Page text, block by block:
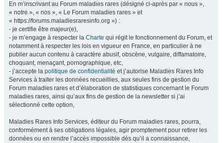
En m’inscrivant au Forum maladies rares (désigné ci-après par « nous »,
« notre », « nos », « Le Forum maladies rares » et
« https://forums.maladiesraresinfo.org ») :
- je certifie être majeur(e),
- je m’engage à respecter la Charte qui régit le fonctionnement du Forum, et
notamment à respecter les lois en vigueur en France, en particulier à ne
publier aucun contenu à caractère abusif, obscène, vulgaire, diffamatoire,
choquant, menaçant, pornographique, etc,
- j’accepte la politique de confidentialité et j’autorise Maladies Rares Info
Services à traiter les données recueillies, aux seules fins de gestion du
Forum maladies rares et d’élaboration de statistiques concernant le Forum
maladies rares, ainsi qu’aux fins de gestion de la newsletter si j’ai
sélectionné cette option,
Maladies Rares Info Services, éditeur du Forum maladies rares, pourra,
conformément à ses obligations légales, agir promptement pour retirer les
données ou en rendre l’accès impossible dès qu’il a connaissance,